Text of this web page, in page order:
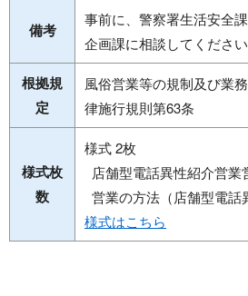
備考
事前に、警察署生活安全
企画課に相談してください
根拠規
定
風俗営業等の規制及び業
律施行規則第63条
様式枚
数
様式 2枚
店舗型電話異性紹介営業
営業の方法（店舗型電話
様式はこちら